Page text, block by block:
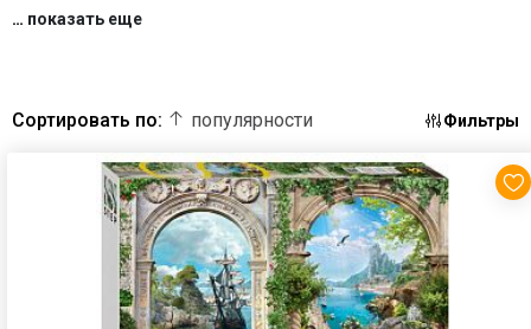
… показать еще
Сортировать по: популярности Фильтры